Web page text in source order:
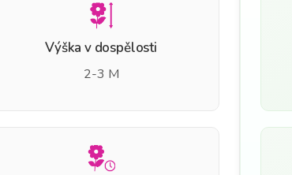
Výška v dospělosti
2-3 M